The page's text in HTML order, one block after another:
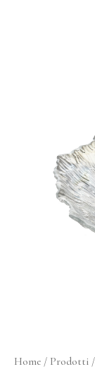
Home / Prodotti /